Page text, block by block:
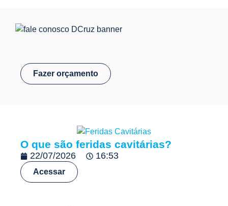
Fazer orçamento
O que são feridas cavitárias?
22/07/2026 16:53
Acessar